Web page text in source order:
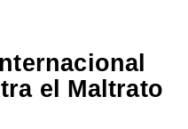
el Maltrato